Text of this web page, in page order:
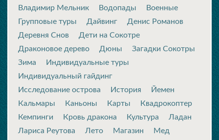
Владимир Мельник
Водопады
Военные
Групповые туры
Дайвинг
Денис Романов
Деревня Снов
Дети на Сокотре
Драконовое дерево
Дюны
Загадки Сокотры
Зима
Индивидуальные туры
Индивидуальный гайдинг
Исследование острова
История
Йемен
Кальмары
Каньоны Карты
Квадрокоптер
Кемпинги
Кровь дракона Культура
Ладан
Лариса Реутова
Лето Магазин
Мед